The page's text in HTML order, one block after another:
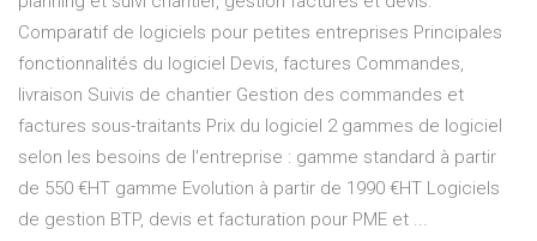
Comparatif de logiciels pour petites entreprises Principales
fonctionnalités du logiciel Devis, factures Commandes,
livraison Suivis de chantier Gestion des commandes et
factures sous-traitants Prix du logiciel 2 gammes de logiciel
selon les besoins de l'entreprise : gamme standard à partir
de 550 €HT gamme Evolution à partir de 1990 €HT Logiciels
de gestion BTP, devis et facturation pour PME et ...